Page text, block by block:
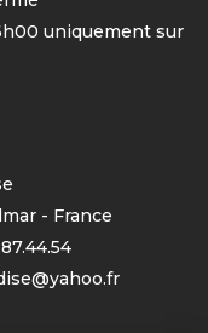
uniquement sur
- France